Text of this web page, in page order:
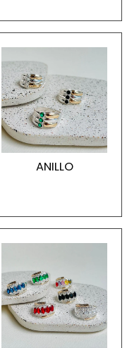
ANILLO